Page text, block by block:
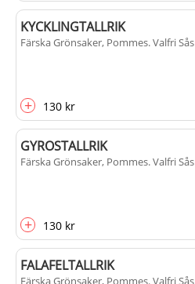
KYCKLINGTALLRIK
Färska Grönsaker, Pommes. Valfri Sås
+ 130 kr
GYROSTALLRIK
Färska Grönsaker, Pommes. Valfri Sås
+ 130 kr
FALAFELTALLRIK
Färska Grönsaker, Pommes. Valfri Sås